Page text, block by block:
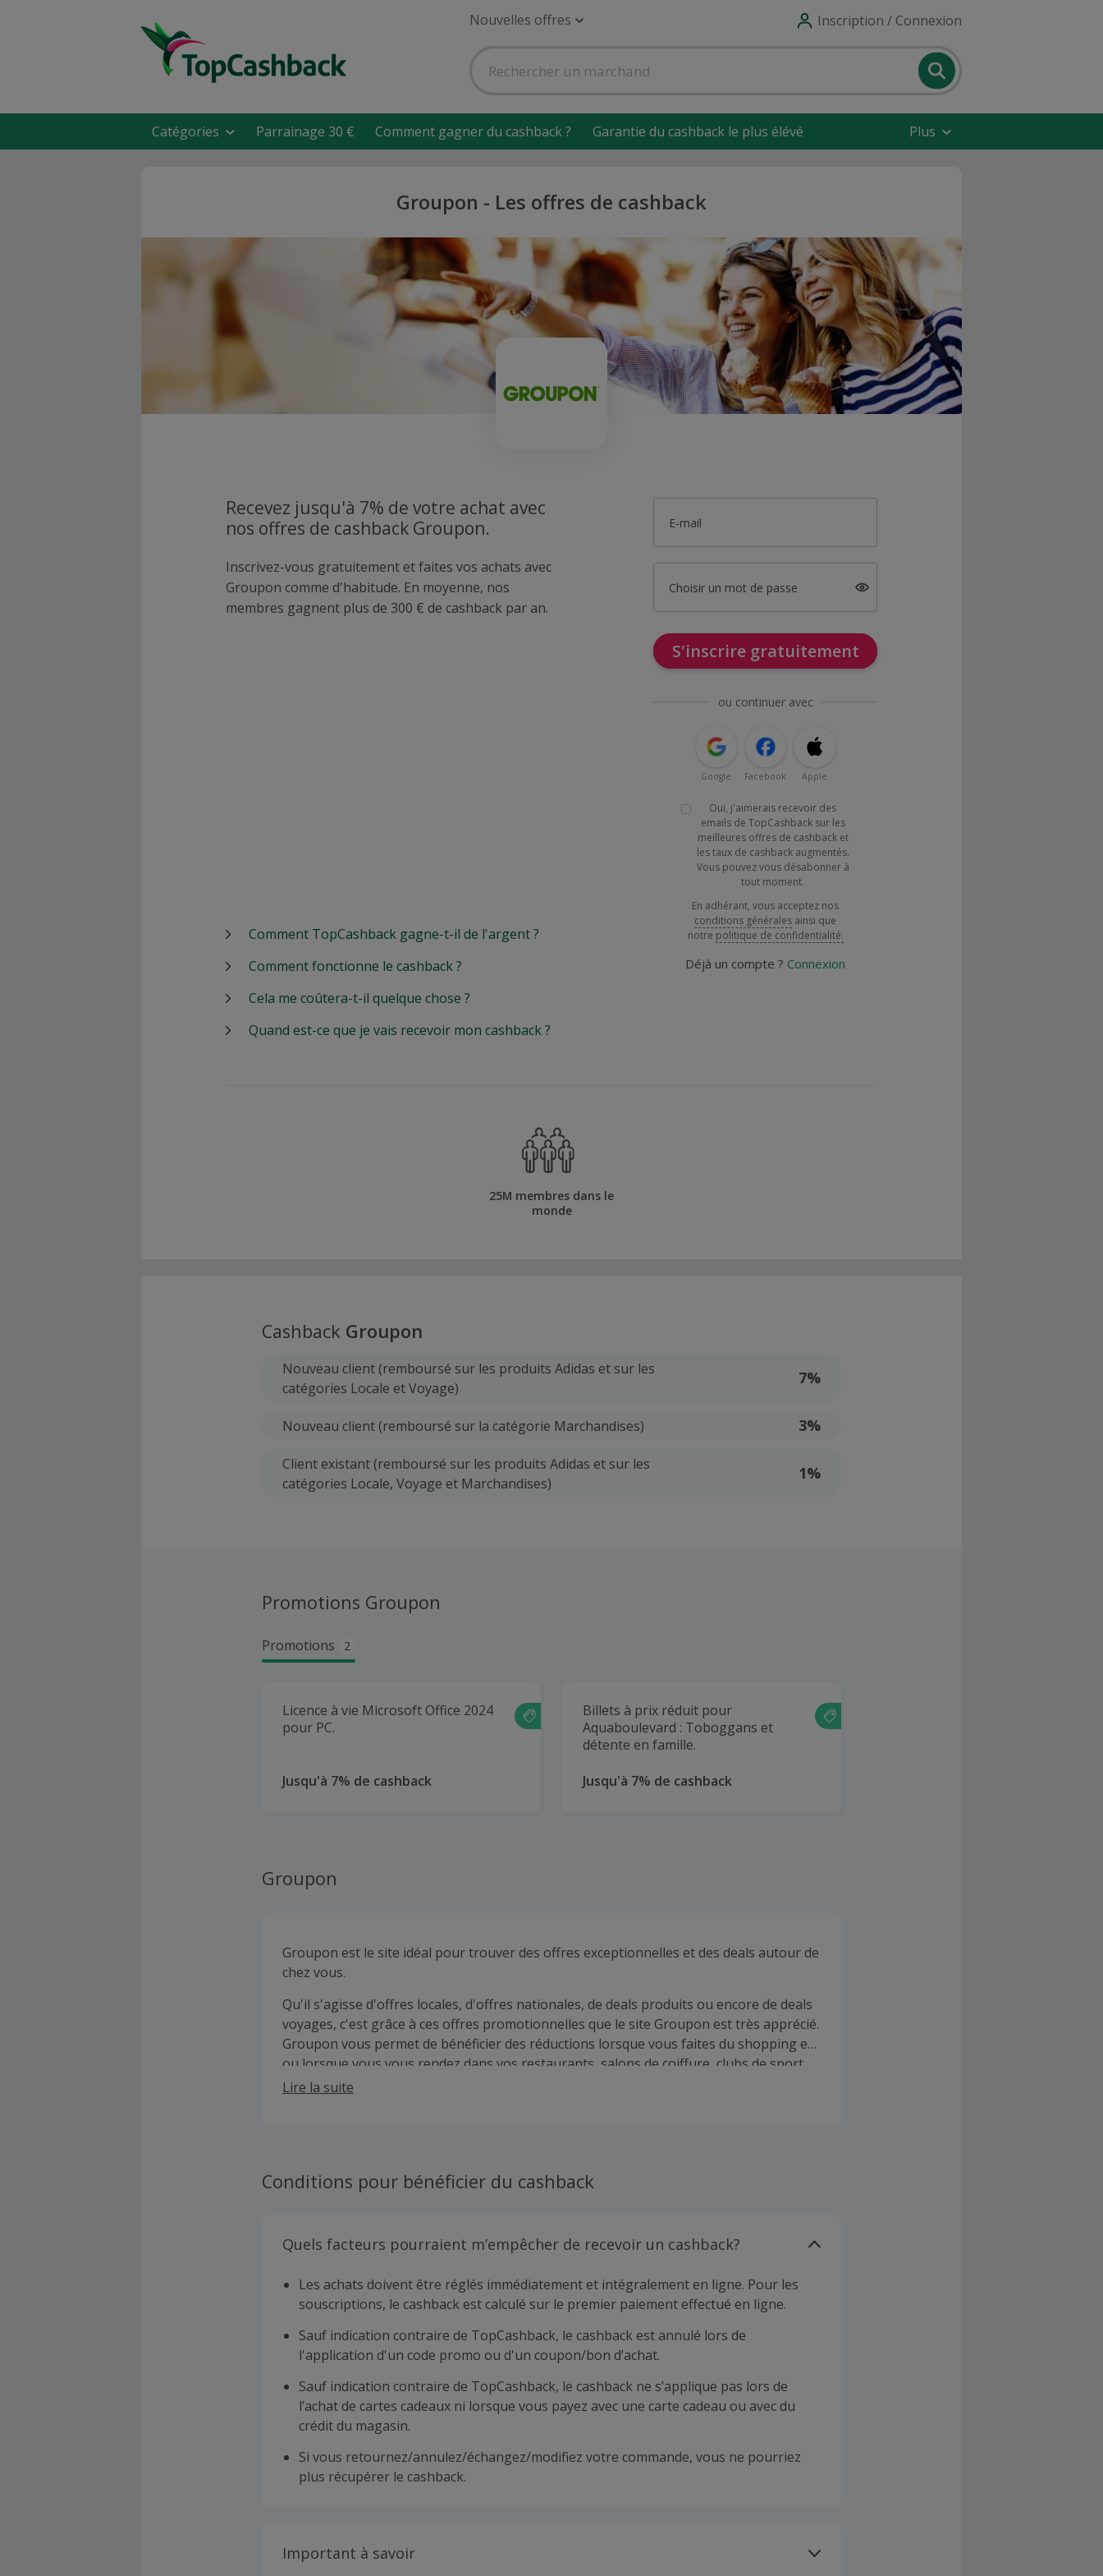
Nouvelles offres Inscription / Connexion
Catégories Parrainage 30 € Comment gagner du cashback ? Garantie du cashback le plus élévé Plus
Groupon - Les offres de cashback
Recevez jusqu'à 7% de votre achat avec
nos offres de cashback Groupon.
Inscrivez-vous gratuitement et faites vos achats avec
Groupon comme d'habitude. En moyenne, nos
membres gagnent plus de 300 € de cashback par an.
E-mail
Choisir un mot de passe
S'inscrire gratuitement
ou continuer avec
Google Facebook Apple
Oui, j'aimerais recevoir des
emails de TopCashback sur les
meilleures offres de cashback et
les taux de cashback augmentés.
Vous pouvez vous désabonner à
tout moment.
En adhérant, vous acceptez nos
conditions générales ainsi que
notre politique de confidentialité.
Déjà un compte ? Connexion
Comment TopCashback gagne-t-il de l'argent ?
Comment fonctionne le cashback ?
Cela me coûtera-t-il quelque chose ?
Quand est-ce que je vais recevoir mon cashback ?
25M membres dans le
monde
Cashback Groupon
Nouveau client (remboursé sur les produits Adidas et sur les
catégories Locale et Voyage)
7%
Nouveau client (remboursé sur la catégorie Marchandises) 3%
Client existant (remboursé sur les produits Adidas et sur les
catégories Locale, Voyage et Marchandises)
1%
Promotions Groupon
Promotions 2
Licence à vie Microsoft Office 2024
pour PC.
Jusqu'à 7% de cashback
Billets à prix réduit pour
Aquaboulevard : Toboggans et
détente en famille.
Jusqu'à 7% de cashback
Groupon
Groupon est le site idéal pour trouver des offres exceptionnelles et des deals autour de
chez vous.
Qu'il s'agisse d'offres locales, d'offres nationales, de deals produits ou encore de deals
voyages, c'est grâce à ces offres promotionnelles que le site Groupon est très apprécié.
Groupon vous permet de bénéficier des réductions lorsque vous faites du shopping et
ou lorsque vous vous rendez dans vos restaurants, salons de coiffure, clubs de sport,
hôtels ou établissements de loisirs favoris.
Lire la suite
Conditions pour bénéficier du cashback
Quels facteurs pourraient m’empêcher de recevoir un cashback?
Les achats doivent être réglés immédiatement et intégralement en ligne. Pour les
souscriptions, le cashback est calculé sur le premier paiement effectué en ligne.
Sauf indication contraire de TopCashback, le cashback est annulé lors de
l'application d'un code promo ou d'un coupon/bon d’achat.
Sauf indication contraire de TopCashback, le cashback ne s’applique pas lors de
l’achat de cartes cadeaux ni lorsque vous payez avec une carte cadeau ou avec du
crédit du magasin.
Si vous retournez/annulez/échangez/modifiez votre commande, vous ne pourriez
plus récupérer le cashback.
Important à savoir